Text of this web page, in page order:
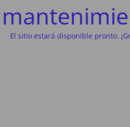
El sitio estará disponible pronto.